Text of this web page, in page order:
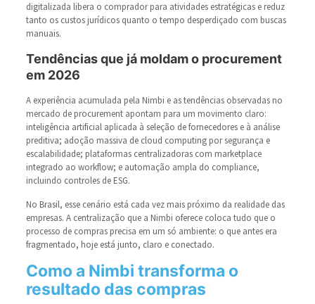
digitalizada libera o comprador para atividades estratégicas e reduz
tanto os custos jurídicos quanto o tempo desperdiçado com buscas
manuais.
Tendências que já moldam o procurement
em 2026
A experiência acumulada pela Nimbi e as tendências observadas no
mercado de procurement apontam para um movimento claro:
inteligência artificial aplicada à seleção de fornecedores e à análise
preditiva; adoção massiva de cloud computing por segurança e
escalabilidade; plataformas centralizadoras com marketplace
integrado ao workflow; e automação ampla do compliance,
incluindo controles de ESG.
No Brasil, esse cenário está cada vez mais próximo da realidade das
empresas. A centralização que a Nimbi oferece coloca tudo que o
processo de compras precisa em um só ambiente: o que antes era
fragmentado, hoje está junto, claro e conectado.
Como a Nimbi transforma o
resultado das compras